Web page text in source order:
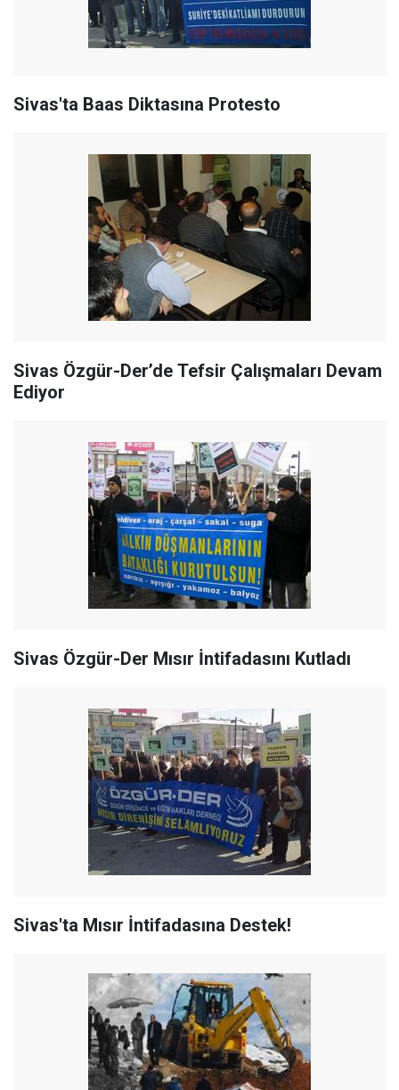
Sivas'ta Baas Diktasına Protesto
Sivas Özgür-Der’de Tefsir Çalışmaları Devam
Ediyor
Sivas Özgür-Der Mısır İntifadasını Kutladı
Sivas'ta Mısır İntifadasına Destek!